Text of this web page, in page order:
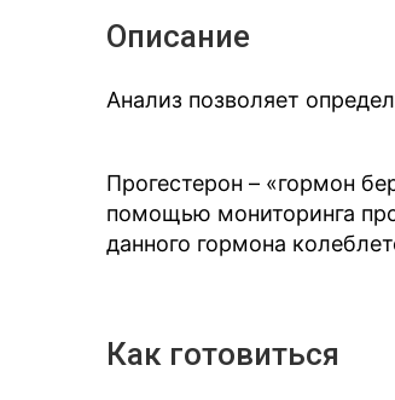
Описание
Анализ позволяет
Прогестерон – «гормон
помощью мониторинга
данного гормона
Как готовиться